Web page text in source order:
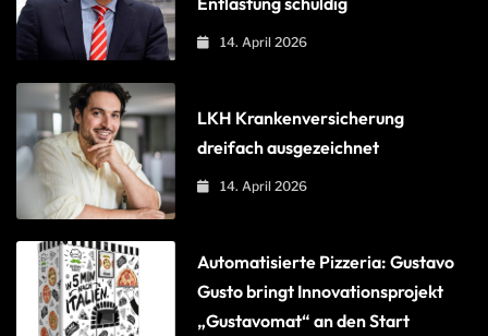
14. April 2026
LKH Krankenversicherung
dreifach ausgezeichnet
14. April 2026
Automatisierte Pizzeria: Gustavo
Gusto bringt Innovationsprojekt
„Gustavomat“ an den Start